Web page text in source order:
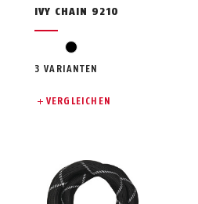
IVY CHAIN 9210
black
3 VARIANTEN
VERGLEICHEN